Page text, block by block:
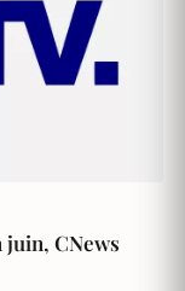
juin, CNews